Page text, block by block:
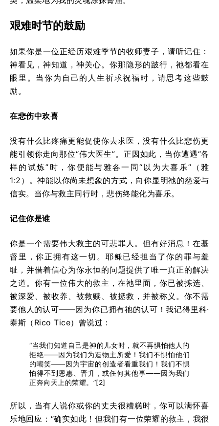
艰难时节的鼓励
如果你是一位正经历艰难季节的牧师妻子，请听记住：
神看见，神知道，神关心。你那隐形的跛行，祂都看在
眼里。当你为自己的人生祈求祝福时，请思考这些鼓
励。
在悲伤中欢喜
没有什么比疼痛更能促使你去求医，没有什么比悲伤更
能引领你走向那位“伟大医生”。正因如此，当你遭遇“各
样的试炼”时，你便能与雅各一同“以为大喜乐”（雅
1:2）。神能以你尚未想象的方式，向你显明祂的慈爱与
信实。当你与救主同行时，悲伤终能化为喜乐。
记住你是谁
你是一个需要伟大救主的可悲罪人。但有好消息！在基
督里，你正拥有这一切。耶稣已经担当了你的罪与羞
耻，并借着信心为你永恒的问题提供了唯一真正的解决
之道。你有一位伟大的救主，在祂里面，你已被拣选、
被深爱、被收养、被救赎、被拯救，并被称义。你不需
要他人的认可——因为你已拥有祂的认可！我记得里科·
泰斯（Rico Tice）曾说过：
“当我们知道自己是神的儿女时，就不再惧怕他人的
拒绝——因为我们为造物主所爱！我们不惧怕他们
的嘲笑——因为宇宙的创造者看重我们！我们不惧
怕得不到恩惠、晋升，或任何其他事——因为我们
正奔向天上的荣耀。”[2]
所以，当有人说你或你的丈夫很糟糕时，你可以满怀喜
乐地回应：“确实如此！但我们有一位荣耀的救主，我很